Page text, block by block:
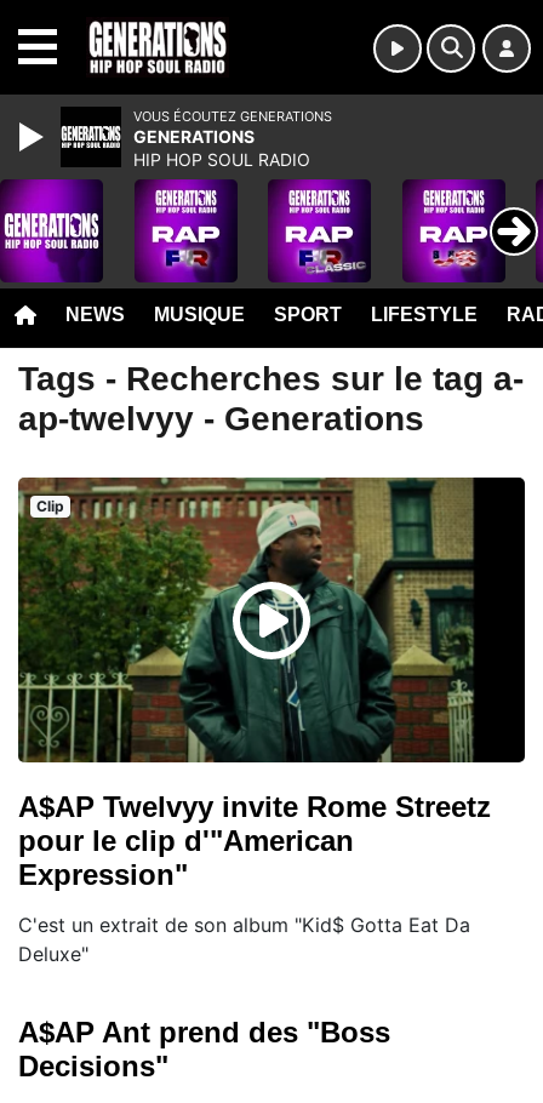
NEWS MUSIQUE SPORT LIFESTYLE
Tags - Recherches sur le tag a-
ap-twelvyy - Generations
Clip
A$AP Twelvyy invite Rome Streetz
pour le clip d'"American
Expression"
C'est un extrait de son album "Kid$ Gotta Eat Da
Deluxe"
A$AP Ant prend des "Boss
Decisions"
VOUS ÉCOUTEZ GENERATIONS
GENERATIONS
HIP HOP SOUL RADIO